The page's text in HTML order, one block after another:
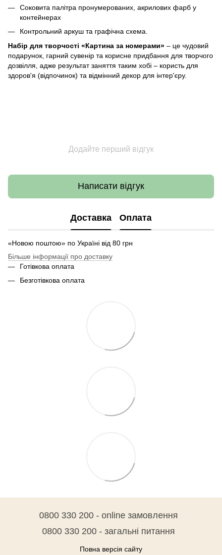
Соковита палітра пронумерованих, акрилових фарб у
контейнерах
Контрольний аркуш та графічна схема.
Набір для творчості «Картина за номерами» – це чудовий
подарунок, гарний сувенір та корисне придбання для творчого
дозвілля, адже результат заняття таким хобі – користь для
здоров'я (відпочинок) та відмінний декор для інтер'єру.
Додайте перший відгук
Написати відгук
Доставка Оплата
«Новою поштою» по Україні від 80 грн
Більше інформації про доставку
Готівкова оплата
Безготівкова оплата
0800 330 200 - online замовлення
0800 330 200 - загальні питання
Повна версія сайту